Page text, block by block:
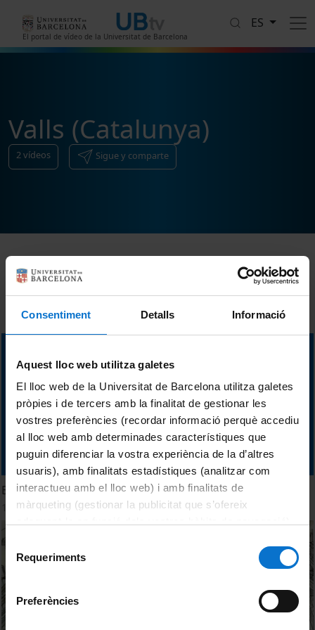
Consentiment Detalls Informació
Aquest lloc web utilitza galetes
El lloc web de la Universitat de Barcelona utilitza galetes
pròpies i de tercers amb la finalitat de gestionar les
vostres preferències (recordar informació perquè accediu
al lloc web amb determinades característiques que
puguin diferenciar la vostra experiència de la d’altres
usuaris), amb finalitats estadístiques (analitzar com
interactueu amb el lloc web) i amb finalitats de
màrqueting (gestionar la publicitat que s’ofereix
consultar laPolítica de galetes del lloc web de la
consentiment
Requeriments
Preferències
El portal de vídeo de la Universitat de Barcelona
ES
Valls (Catalunya)
2vídeos Sigue y comparte
Ordenar
El gran foso ibérico de Valls
15 Julio, 2015